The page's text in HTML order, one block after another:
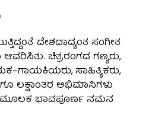
ದೇಶದಾದ್ಯಂತ ಸಂಗೀತ
ಚಿತ್ರರಂಗದ ಗಣ್ಯರು,
ಸಾಹಿತ್ಯಿಕರು,
ಲಕ್ಷಾಂತರ ಅಭಿಮಾನಿಗಳು
ಭಾವಪೂರ್ಣ ನಮನ